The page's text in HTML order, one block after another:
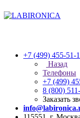
+7 (499) 455-51-
Назад
Телефоны
+7 (499)
8 (800)
Заказать